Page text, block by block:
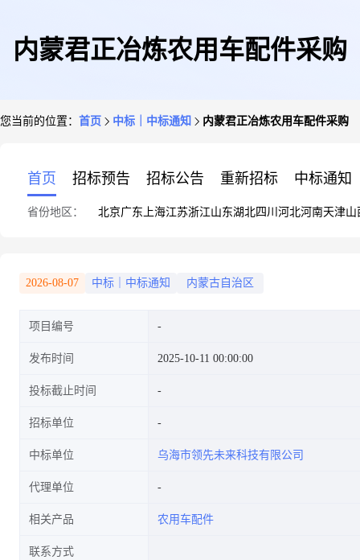
内蒙君正冶炼农用车配件采购
您当前的位置： 首页 中标｜中标通知 内蒙君正冶炼农用车配件采购
首页 招标预告 招标公告 重新招标 中标通知
省份地区： 北京广东 上海江苏浙江山东湖北四川 河北河南天津山
2026-08-07 中标｜中标通知 内蒙古自治区
项目编号
发布时间 2025-10-11 00:00:00
投标截止时间
招标单位
中标单位 乌海市领先未来科技有限公司
代理单位
相关产品 农用车配件
联系方式